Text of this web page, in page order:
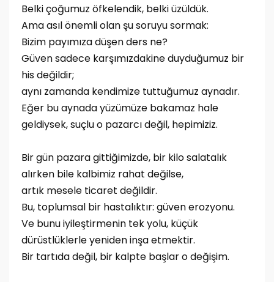
Belki çoğumuz öfkelendik, belki üzüldük.
Ama asıl önemli olan şu soruyu sormak:
Bizim payımıza düşen ders ne?
Güven sadece karşımızdakine duyduğumuz bir
his değildir;
aynı zamanda kendimize tuttuğumuz aynadır.
Eğer bu aynada yüzümüze bakamaz hale
geldiysek, suçlu o pazarcı değil, hepimiziz.
Bir gün pazara gittiğimizde, bir kilo salatalık
alırken bile kalbimiz rahat değilse,
artık mesele ticaret değildir.
Bu, toplumsal bir hastalıktır: güven erozyonu.
Ve bunu iyileştirmenin tek yolu, küçük
dürüstlüklerle yeniden inşa etmektir.
Bir tartıda değil, bir kalpte başlar o değişim.